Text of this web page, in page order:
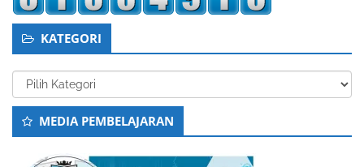
KATEGORI
Kategori
MEDIA PEMBELAJARAN